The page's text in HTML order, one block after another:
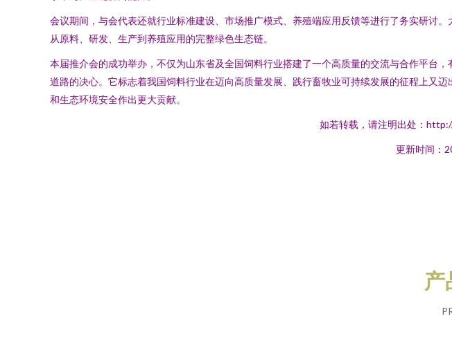
会议期间，与会代表还就行业标准建设、市场推广模式、养殖端应用反馈等进行了务实研讨
从原料、研发、生产到养殖应用的完整绿色生态链。
本届推介会的成功举办，不仅为山东省及全国饲料行业搭建了一个高质量的交流与合作平台
道路的决心。它标志着我国饲料行业在迈向高质量发展、践行畜牧业可持续发展的征程上又
和生态环境安全作出更大贡献。
如若转载，请注明出处：
更新时间：
产